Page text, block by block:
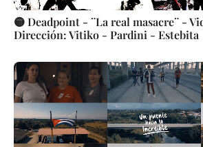
🟡 Deadpoint - ¨La real masacre¨ -
Dirección: Vitiko - Pardini - Estebita